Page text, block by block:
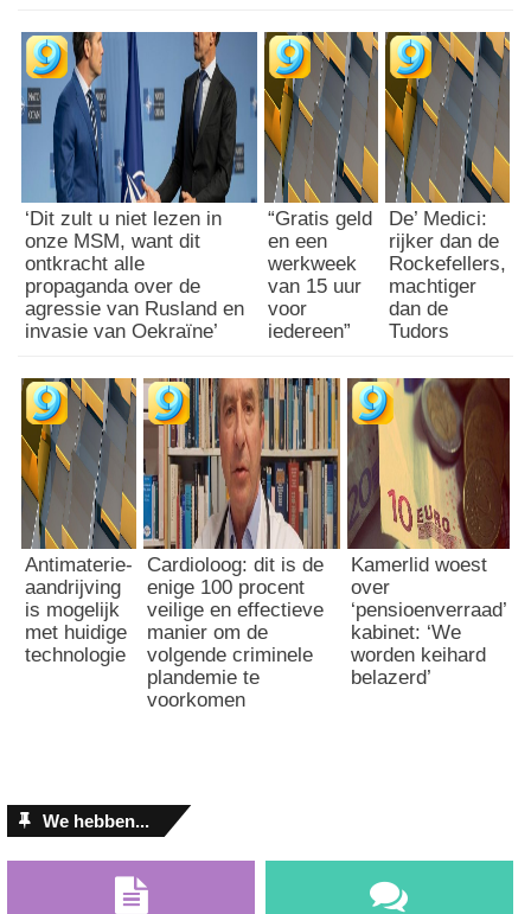
‘Dit zult u niet lezen in
onze MSM, want dit
ontkracht alle
propaganda over de
agressie van Rusland en
invasie van Oekraïne’
“Gratis geld
en een
werkweek
van 15 uur
voor
iedereen”
De’ Medici:
rijker dan de
Rockefellers,
machtiger
dan de
Tudors
Antimaterie-
aandrijving
is mogelijk
met huidige
technologie
Cardioloog: dit is de
enige 100 procent
veilige en effectieve
manier om de
volgende criminele
plandemie te
voorkomen
Kamerlid woest
over
‘pensioenverraad’
kabinet: ‘We
worden keihard
belazerd’
We hebben...